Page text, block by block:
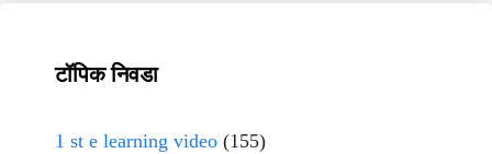
टॉपिक निवडा
1 st e learning video (155)